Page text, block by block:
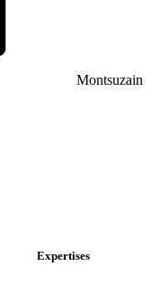
Montsuzain
Expertises